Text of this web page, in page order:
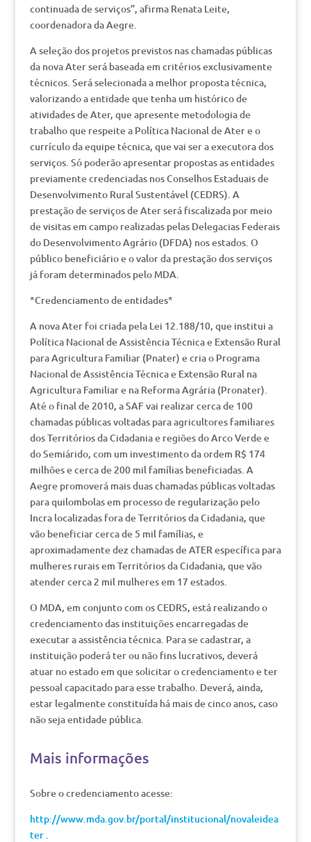
continuada de serviços”, afirma Renata Leite,
coordenadora da Aegre.
A seleção dos projetos previstos nas chamadas públicas
da nova Ater será baseada em critérios exclusivamente
técnicos. Será selecionada a melhor proposta técnica,
valorizando a entidade que tenha um histórico de
atividades de Ater, que apresente metodologia de
trabalho que respeite a Política Nacional de Ater e o
currículo da equipe técnica, que vai ser a executora dos
serviços. Só poderão apresentar propostas as entidades
previamente credenciadas nos Conselhos Estaduais de
Desenvolvimento Rural Sustentável (CEDRS). A
prestação de serviços de Ater será fiscalizada por meio
de visitas em campo realizadas pelas Delegacias Federais
do Desenvolvimento Agrário (DFDA) nos estados. O
público beneficiário e o valor da prestação dos serviços
já foram determinados pelo MDA.
*Credenciamento de entidades*
A nova Ater foi criada pela Lei 12.188/10, que institui a
Política Nacional de Assistência Técnica e Extensão Rural
para Agricultura Familiar (Pnater) e cria o Programa
Nacional de Assistência Técnica e Extensão Rural na
Agricultura Familiar e na Reforma Agrária (Pronater).
Até o final de 2010, a SAF vai realizar cerca de 100
chamadas públicas voltadas para agricultores familiares
dos Territórios da Cidadania e regiões do Arco Verde e
do Semiárido, com um investimento da ordem R$ 174
milhões e cerca de 200 mil famílias beneficiadas. A
Aegre promoverá mais duas chamadas públicas voltadas
para quilombolas em processo de regularização pelo
Incra localizadas fora de Territórios da Cidadania, que
vão beneficiar cerca de 5 mil famílias, e
aproximadamente dez chamadas de ATER específica para
mulheres rurais em Territórios da Cidadania, que vão
atender cerca 2 mil mulheres em 17 estados.
O MDA, em conjunto com os CEDRS, está realizando o
credenciamento das instituições encarregadas de
executar a assistência técnica. Para se cadastrar, a
instituição poderá ter ou não fins lucrativos, deverá
atuar no estado em que solicitar o credenciamento e ter
pessoal capacitado para esse trabalho. Deverá, ainda,
estar legalmente constituída há mais de cinco anos, caso
não seja entidade pública.
Mais informações
Sobre o credenciamento acesse:
http://www.mda.gov.br/portal/institucional/novaleidea
ter.